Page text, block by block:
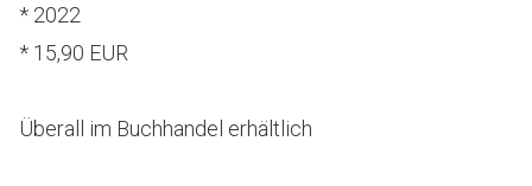
* 2022
* 15,90 EUR
Überall im Buchhandel erhältlich